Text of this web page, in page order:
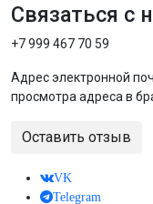
Связаться с
+7 999 467 70 59
Адрес электронной
просмотра адреса в
Оставить отзыв
VK
Telegram